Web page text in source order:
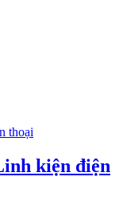
kiện điện